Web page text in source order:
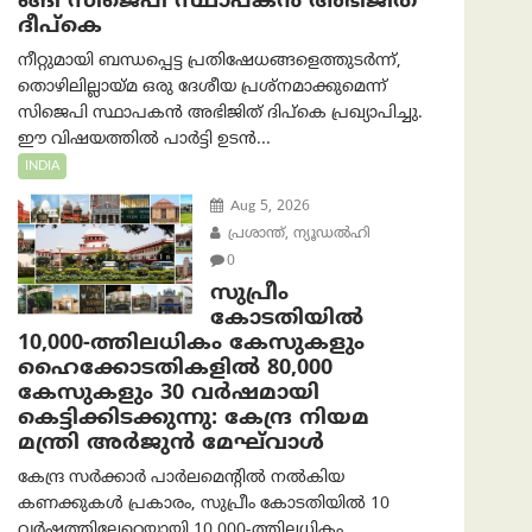
ദീപ്കെ
നീറ്റുമായി ബന്ധപ്പെട്ട പ്രതിഷേധങ്ങളെത്തുടർന്ന്,
തൊഴിലില്ലായ്മ ഒരു ദേശീയ പ്രശ്നമാക്കുമെന്ന്
സിജെപി സ്ഥാപകൻ അഭിജിത് ദിപ്കെ പ്രഖ്യാപിച്ചു.
ഈ വിഷയത്തിൽ പാർട്ടി ഉടൻ...
INDIA
Aug 5, 2026
പ്രശാന്ത്, ന്യൂഡല്‍ഹി
0
സുപ്രീം
കോടതിയിൽ
10,000-ത്തിലധികം കേസുകളും
ഹൈക്കോടതികളിൽ 80,000
കേസുകളും 30 വർഷമായി
കെട്ടിക്കിടക്കുന്നു: കേന്ദ്ര നിയമ
മന്ത്രി അര്‍ജുന്‍ മേഘ്‌വാള്‍
കേന്ദ്ര സർക്കാർ പാർലമെന്റിൽ നൽകിയ
കണക്കുകൾ പ്രകാരം, സുപ്രീം കോടതിയിൽ 10